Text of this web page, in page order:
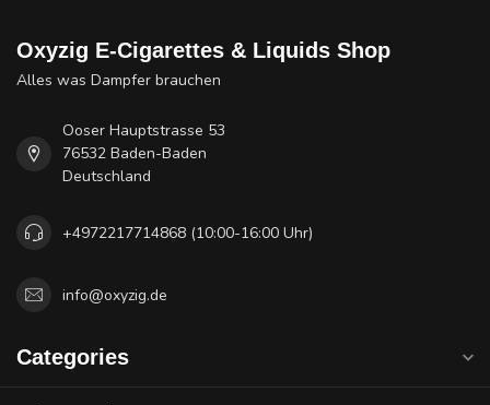
Oxyzig E-Cigarettes & Liquids Shop
Alles was Dampfer brauchen
Ooser Hauptstrasse 53
76532 Baden-Baden
Deutschland
+4972217714868 (10:00-16:00 Uhr)
info@oxyzig.de
Categories